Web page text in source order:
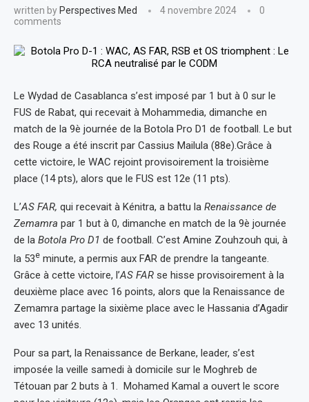
written by Perspectives Med 4 novembre 2024
0
comments
Le Wydad de Casablanca s’est imposé par 1 but à 0 sur le
FUS de Rabat, qui recevait à Mohammedia, dimanche en
match de la 9è journée de la Botola Pro D1 de football. Le but
des Rouge a été inscrit par Cassius Mailula (88e).Grâce à
cette victoire, le WAC rejoint provisoirement la troisième
place (14 pts), alors que le FUS est 12e (11 pts).
L’AS FAR, qui recevait à Kénitra, a battu la Renaissance de
Zemamra par 1 but à 0, dimanche en match de la 9è journée
de la Botola Pro D1 de football. C’est Amine Zouhzouh qui, à
la 53e minute, a permis aux FAR de prendre la tangeante.
Grâce à cette victoire, l’AS FAR se hisse provisoirement à la
deuxième place avec 16 points, alors que la Renaissance de
Zemamra partage la sixième place avec le Hassania d’Agadir
avec 13 unités.
Pour sa part, la Renaissance de Berkane, leader, s’est
imposée la veille samedi à domicile sur le Moghreb de
Tétouan par 2 buts à 1. Mohamed Kamal a ouvert le score